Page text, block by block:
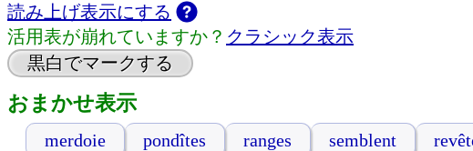
読み上げ表示にする
活用表が崩れていますか？ クラシック表示
黒白でマークする
おまかせ表示
merdoie pondîtes ranges semblent